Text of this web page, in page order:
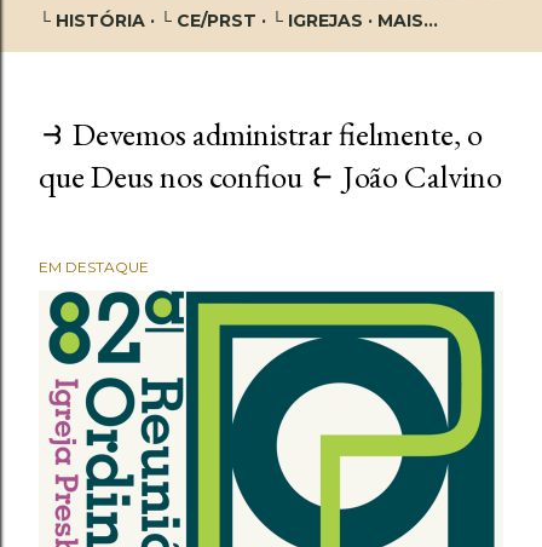
└ HISTÓRIA └ CE/PRST └ IGREJAS MAIS…
⥽ Devemos administrar fielmente, o
que Deus nos confiou ⥼ João Calvino
EM DESTAQUE